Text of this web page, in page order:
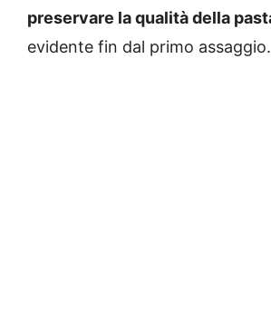
preservare la qualità della
evidente fin dal primo assaggio.